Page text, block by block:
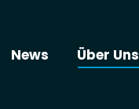
News Über Uns